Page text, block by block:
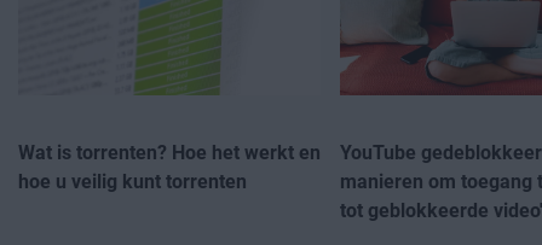
Wat is torrenten? Hoe het werkt en
hoe u veilig kunt torrenten
YouTube
manieren om toegang
tot geblokkeerde